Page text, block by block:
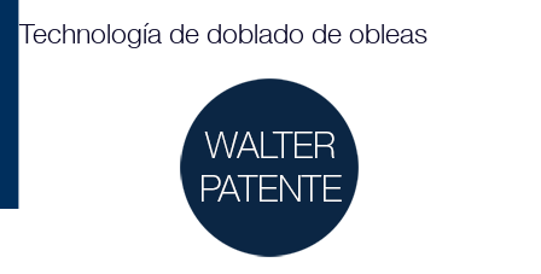
Technología de doblado de obleas